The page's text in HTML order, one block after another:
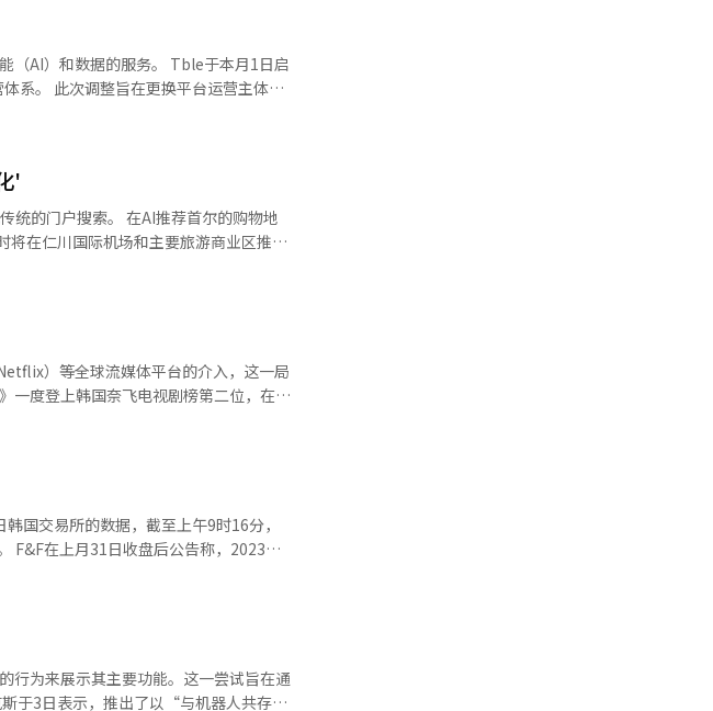
Kakao计划将AI应用于Kakao Talk的用户
投入基础设施。 精神亚表示：“Kakao在
AI服务。”※ 本报道经人工智能（AI）系
利润为260亿韩元，增长21.2%。通过
部渠道传播，推动了增长。结果，移动
活跃用户数（MAU）增长10.5%。CJ
改善，同时利用‘厨师兵传奇’等内容IP
续扩大平台客户基础，同时通过内容和
Deal等
比增长39%，带动电商业务营业收入同比
创历史单季度新高。 内容业务方
演出扩大带动，同比增长8%；媒体业
未来，公司将逐步在KakaoTalk中推出
增长引擎。公司首席执行官郑信雅
能助手服务普及。
服务。 Tble于本月1日启
主体，
析、营销自动化和电商运营能力将被应
更稳定和便利的运营环境，以提高参与
角色将从单纯的广告主与影响者连接扩
酬和平台的信任度。 个人信息保
司表示，目标是在未来两个月内解决现有
划取得成效，确保公司提出的未支付积
（AI）系统翻译与编辑。
'
AI推荐首尔的购物地
将在仁川国际机场和主要旅游商业区推出
值得去的室内景点”等问题时，乐天
。其战略是从外国游客预订机票或规划
金笔记索引”。 乐天百货将利
息的不准确性。 针对在国内旅
成数、弘大等游客聚集区域，将设置引
游和购物内容。目标是将AI搜索与实际
报道经人工智能（AI）系统翻译与编
）等全球流媒体平台的介入，这一局
故事，凭借精致的古装美学、细腻的女
中国电视剧，正借助奈飞等国际平台突
一批稳定受众。但由于播出平台有限，
，并进入多个国家和地区的奈飞电视剧
力同样成
韩国社交媒体讨论度持续上升，不少观众
比，营业收入增长了5.5%，营业利润
资证券研究员李振
国内营业收入分别增长了18%和23%，
为来展示其主要功能。这一尝试旨在通